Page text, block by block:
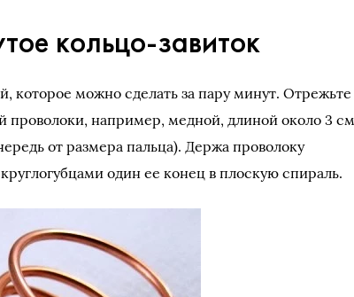
кольцо-завиток
которое можно сделать за пару минут. Отрежьте
проволоки, например, медной, длиной около 3 см
от размера пальца). Держа проволоку
один ее конец в плоскую спираль.